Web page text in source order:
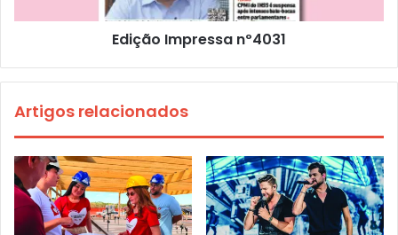
Edição Impressa nº4031
Artigos relacionados